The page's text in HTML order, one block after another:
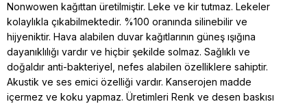
Nonwowen kağıttan üretilmiştir. Leke ve kir tutmaz. Lekeler
kolaylıkla çıkabilmektedir. %100 oranında silinebilir ve
hijyeniktir. Hava alabilen duvar kağıtlarının güneş ışığına
dayanıklılığı vardır ve hiçbir şekilde solmaz. Sağlıklı ve
doğaldır anti-bakteriyel, nefes alabilen özelliklere sahiptir.
Akustik ve ses emici özelliği vardır. Kanserojen madde
içermez ve koku yapmaz. Üretimleri Renk ve desen baskısı